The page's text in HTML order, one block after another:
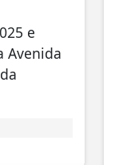
e
Avenida